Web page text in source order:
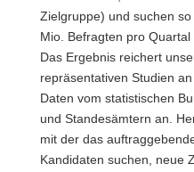
Zielgruppe) und suchen
Mio. Befragten pro
Das Ergebnis reichert
repräsentativen Studien
Daten vom statistischen
und Standesämtern an.
mit der das
Kandidaten suchen, neue